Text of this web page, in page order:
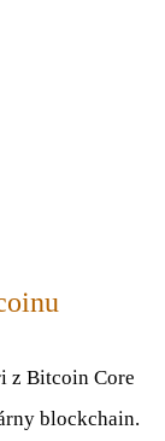
z Bitcoin Core
blockchain.